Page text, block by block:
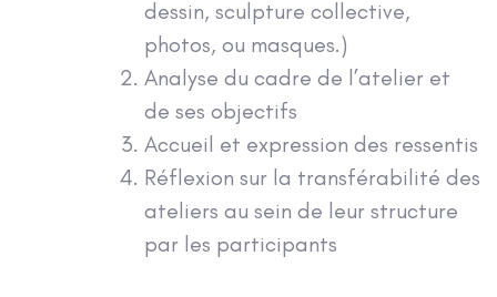
dessin, sculpture collective,
photos, ou masques.)
Analyse du cadre de l’atelier et
de ses objectifs
Accueil et expression des ressentis
Réflexion sur la transférabilité des
ateliers au sein de leur structure
par les participants